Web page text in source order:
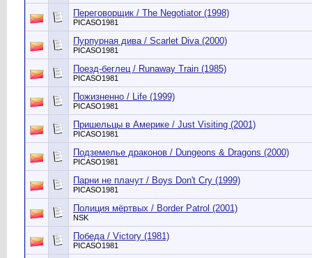
Переговорщик / The Negotiator (1998)
PICASO1981
Пурпурная дива / Scarlet Diva (2000)
PICASO1981
Поезд-беглец / Runaway Train (1985)
PICASO1981
Пожизненно / Life (1999)
PICASO1981
Пришельцы в Америке / Just Visiting (2001)
PICASO1981
Подземелье драконов / Dungeons & Dragons (2000)
PICASO1981
Парни не плачут / Boys Don't Cry (1999)
PICASO1981
Полиция мёртвых / Border Patrol (2001)
NSK
Победа / Victory (1981)
PICASO1981